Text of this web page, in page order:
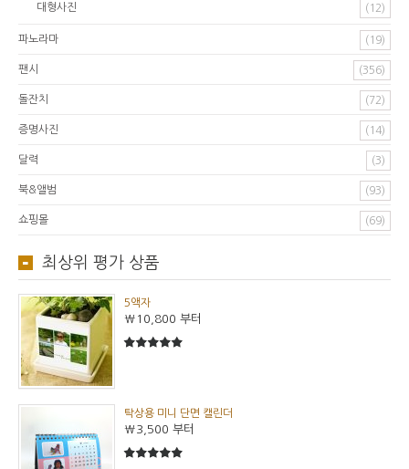
대형사진 (12)
파노라마 (19)
팬시 (356)
돌잔치 (72)
증명사진 (14)
달력 (3)
북&앨범 (93)
쇼핑몰 (69)
최상위 평가 상품
5액자
₩10,800 부터
탁상용 미니 단면 캘린더
₩3,500 부터